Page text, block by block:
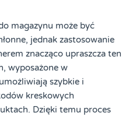
magazynu może być
jednak zastosowanie
znacząco upraszcza ten
wyposażone w
szybkie i
kreskowych
Dzięki temu proces